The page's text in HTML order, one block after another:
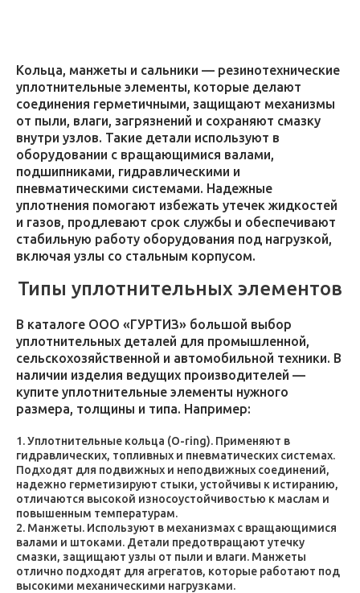
Кольца, манжеты и сальники — резинотехнические
уплотнительные элементы, которые делают
соединения герметичными, защищают механизмы
от пыли, влаги, загрязнений и сохраняют смазку
внутри узлов. Такие детали используют в
оборудовании с вращающимися валами,
подшипниками, гидравлическими и
пневматическими системами. Надежные
уплотнения помогают избежать утечек жидкостей
и газов, продлевают срок службы и обеспечивают
стабильную работу оборудования под нагрузкой,
включая узлы со стальным корпусом.
Типы уплотнительных элементов
В каталоге ООО «ГУРТИЗ» большой выбор
уплотнительных деталей для промышленной,
сельскохозяйственной и автомобильной техники. В
наличии изделия ведущих производителей —
купите уплотнительные элементы нужного
размера, толщины и типа. Например:
Уплотнительные кольца (O-ring). Применяют в
гидравлических, топливных и пневматических системах.
Подходят для подвижных и неподвижных соединений,
надежно герметизируют стыки, устойчивы к истиранию,
отличаются высокой износоустойчивостью к маслам и
повышенным температурам.
Манжеты. Используют в механизмах с вращающимися
валами и штоками. Детали предотвращают утечку
смазки, защищают узлы от пыли и влаги. Манжеты
отлично подходят для агрегатов, которые работают под
высокими механическими нагрузками.